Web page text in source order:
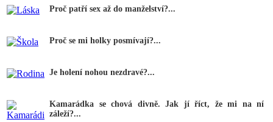
Proč patří sex až do manželství?...
Proč se mi holky posmívají?...
Je holení nohou nezdravé?...
Kamarádka se chová divně. Jak jí říct, že mi na ní
záleží?...